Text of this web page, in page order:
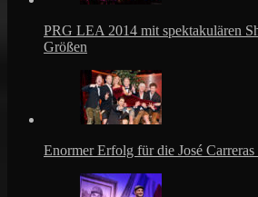
PRG LEA 2014 mit spektakulären
Größen
Enormer Erfolg für die José